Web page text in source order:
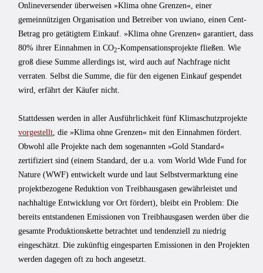
Onlineversender überweisen »Klima ohne Grenzen«, einer
gemeinnützigen Organisation und Betreiber von uwiano, einen Cent-
Betrag pro getätigtem Einkauf. »Klima ohne Grenzen« garantiert, dass
80% ihrer Einnahmen in CO2-Kompensationsprojekte fließen. Wie
groß diese Summe allerdings ist, wird auch auf Nachfrage nicht
verraten. Selbst die Summe, die für den eigenen Einkauf gespendet
wird, erfährt der Käufer nicht.
Stattdessen werden in aller Ausführlichkeit fünf Klimaschutzprojekte
vorgestellt , die »Klima ohne Grenzen« mit den Einnahmen fördert.
Obwohl alle Projekte nach dem sogenannten »Gold Standard«
zertifiziert sind (einem Standard, der u.a. vom World Wide Fund for
Nature (WWF) entwickelt wurde und laut Selbstvermarktung eine
projektbezogene Reduktion von Treibhausgasen gewährleistet und
nachhaltige Entwicklung vor Ort fördert), bleibt ein Problem: Die
bereits entstandenen Emissionen von Treibhausgasen werden über die
gesamte Produktionskette betrachtet und tendenziell zu niedrig
eingeschätzt. Die zukünftig eingesparten Emissionen in den Projekten
werden dagegen oft zu hoch angesetzt.